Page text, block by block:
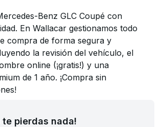
Benz GLC Coupé con
En Wallacar gestionamos todo
compra de forma segura y
la revisión del vehículo, el
online (¡gratis!) y una
de 1 año. ¡Compra sin
te pierdas nada!